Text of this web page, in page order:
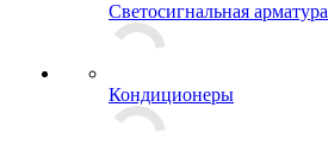
Светосигнальная арматура
Кондиционеры